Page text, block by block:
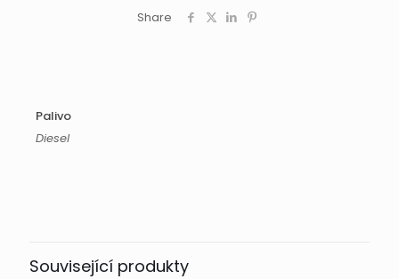
Share
Palivo
Diesel
Související produkty